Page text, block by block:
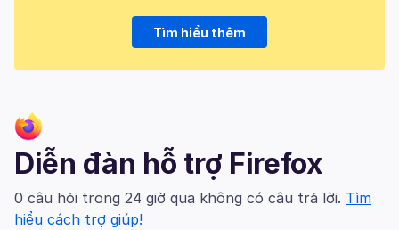
Tìm hiểu thêm
Diễn đàn hỗ trợ Firefox
0 câu hỏi trong 24 giờ qua không có câu trả lời. Tìm
hiểu cách trợ giúp!